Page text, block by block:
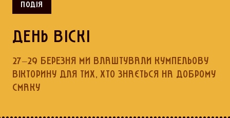
ПОДІЯ
ДЕНЬ ВІСКІ
27–29 БЕРЕЗНЯ МИ ВЛАШТУВАЛИ КУМПЕЛЬОВУ
ВІКТОРИНУ ДЛЯ ТИХ, ХТО ЗНАЄТЬСЯ НА ДОБРОМУ
СМАКУ